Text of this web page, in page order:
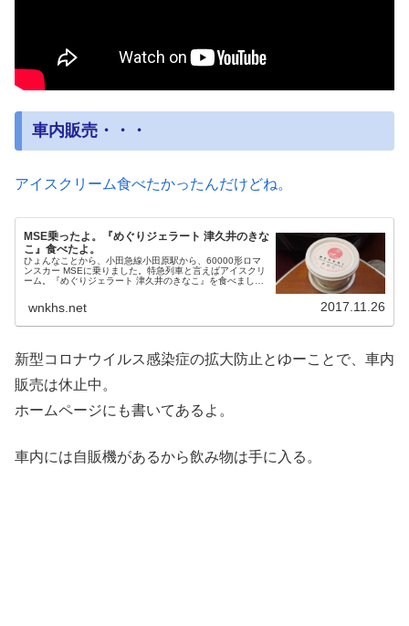
車内販売・・・
アイスクリーム食べたかったんだけどね。
MSE乗ったよ。『めぐりジェラート 津久井のきな
こ』食べたよ。
ひょんなことから、小田急線小田原駅から、60000形ロマ
ンスカー MSEに乗りました。特急列車と言えばアイスクリ
ーム。『めぐりジェラート 津久井のきなこ』を食べまし
wnkhs.net 2017.11.26
新型コロナウイルス感染症の拡大防止とゆーことで、車内
販売は休止中。
ホームページにも書いてあるよ。
車内には自販機があるから飲み物は手に入る。